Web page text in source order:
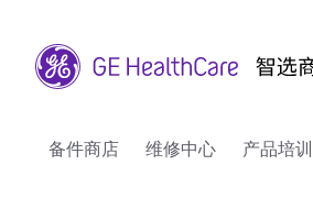
备件商店 维修中心 产品培训